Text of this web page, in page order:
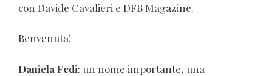
con Davide Cavalieri e DFB Magazine.
Benvenuta!
Daniela Fedi: un nome importante, una